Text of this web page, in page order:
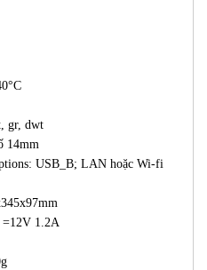
gr, dwt
14mm
USB_B; LAN hoặc Wi-fi
=12V 1.2A